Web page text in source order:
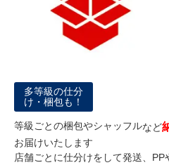
多等級の仕分
け・梱包も！
等級ごとの梱包やシャッフルなど
お届けいたします
店舗ごとに仕分けをして発送、